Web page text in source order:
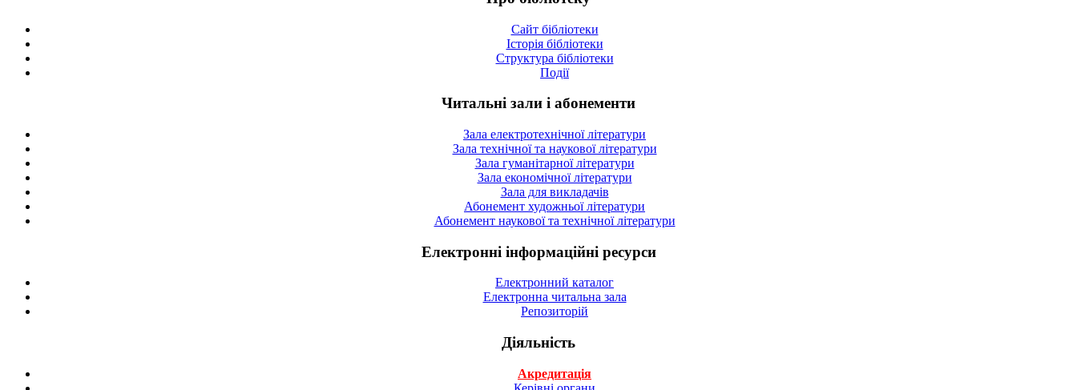
Сайт бібліотеки
Історія бібліотеки
Структура бібліотеки
Події
Читальні зали і абонементи
Зала електротехнічної літератури
Зала технічної та наукової літератури
Зала гуманітарної літератури
Зала економічної літератури
Зала для викладачів
Абонемент художньої літератури
Абонемент наукової та технічної літератури
Електронні інформаційні ресурси
Електронний каталог
Електронна читальна зала
Репозиторій
Діяльність
Акредитація